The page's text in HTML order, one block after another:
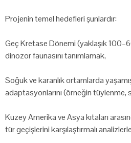
Projenin temel hedefleri şunlardır:
Geç Kretase Dönemi (yaklaşık
dinozor faunasını tanımlamak,
Soğuk ve karanlık ortamlarda
adaptasyonlarını (örneğin tüylenme,
Kuzey Amerika ve Asya kıtaları
tür geçişlerini karşılaştırmalı